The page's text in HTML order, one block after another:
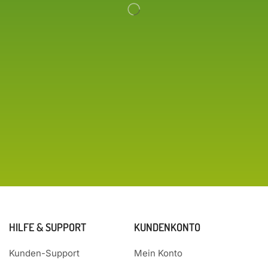
HILFE & SUPPORT
Kunden-Support
KUNDENKONTO
Mein Konto